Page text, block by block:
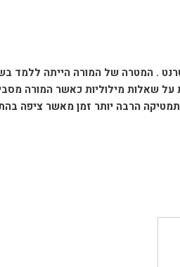
. המטרה של המורה הייתה ללמד
שאלות מילוליות כאשר המורה
הרבה יותר זמן מאשר ציפה